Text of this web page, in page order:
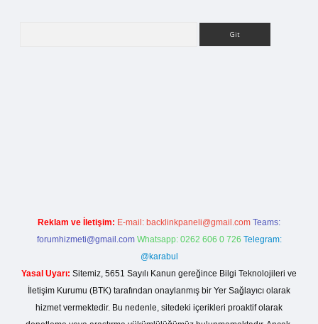
Reklam ve İletişim: E-mail: backlinkpaneli@gmail.com Teams:
forumhizmeti@gmail.com Whatsapp: 0262 606 0 726 Telegram:
@karabul
Yasal Uyarı: Sitemiz, 5651 Sayılı Kanun gereğince Bilgi Teknolojileri ve
İletişim Kurumu (BTK) tarafından onaylanmış bir Yer Sağlayıcı olarak
hizmet vermektedir. Bu nedenle, sitedeki içerikleri proaktif olarak